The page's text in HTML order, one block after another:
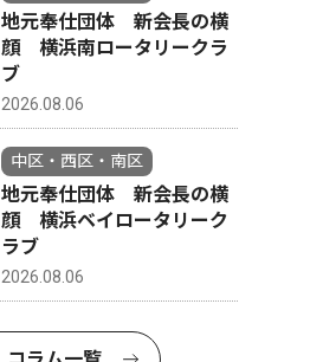
地元奉仕団体 新会長の横
顔 横浜南ロータリークラ
ブ
2026.08.06
中区・西区・南区
地元奉仕団体 新会長の横
顔 横浜ベイロータリーク
ラブ
2026.08.06